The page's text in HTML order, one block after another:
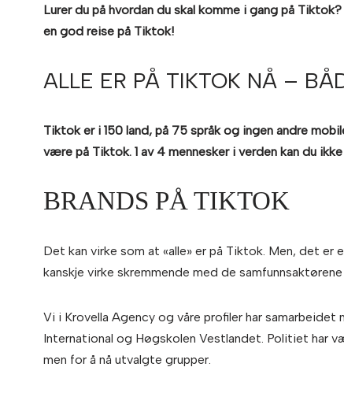
Lurer du på hvordan du skal komme i gang på
en god reise på Tiktok!
ALLE ER PÅ TIKTOK NÅ –
Tiktok er i 150 land, på 75 språk og ingen andre
være på Tiktok. 1 av 4 mennesker i verden kan du
BRANDS PÅ TIKTOK
Det kan virke som at «alle» er på Tiktok. Men, det
kanskje virke skremmende med de
Vi i Krovella Agency og våre profiler har
International og Høgskolen Vestlandet. Politiet har
men for å nå utvalgte grupper.